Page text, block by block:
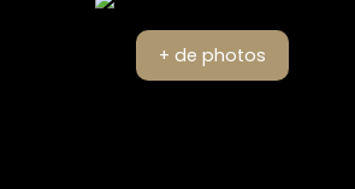
+ de photos